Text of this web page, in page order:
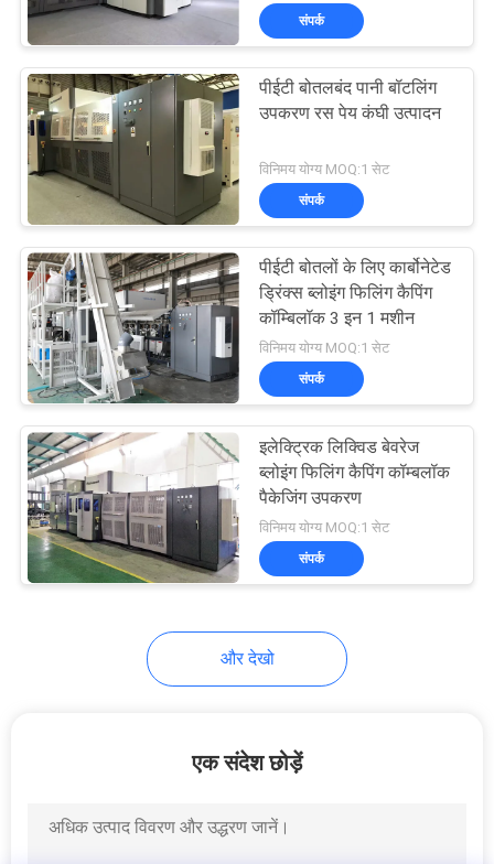
Automatic Blow
Molding Machine
Bottle Labeling
Machine
PET Preform Bottle
संपर्क
पीईटी बोतलबंद पानी बॉटलिंग
उपकरण रस पेय कंघी उत्पादन
विनिमय योग्य MOQ:1 सेट
संपर्क
पीईटी बोतलों के लिए कार्बोनेटेड
ड्रिंक्स ब्लोइंग फिलिंग कैपिंग
कॉम्बिलॉक 3 इन 1 मशीन
विनिमय योग्य MOQ:1 सेट
संपर्क
इलेक्ट्रिक लिक्विड बेवरेज
ब्लोइंग फिलिंग कैपिंग कॉम्बलॉक
पैकेजिंग उपकरण
विनिमय योग्य MOQ:1 सेट
संपर्क
और देखो
एक संदेश छोड़ें